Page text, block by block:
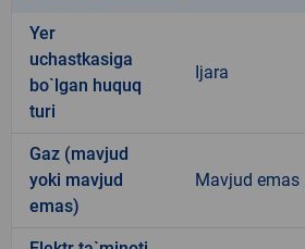
Yer
uchastkasiga
bo`lgan huquq
turi
Ijara
Gaz (mavjud
yoki mavjud
emas)
Mavjud emas